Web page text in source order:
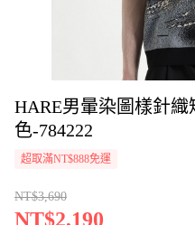
HARE男暈染圖樣針
色-784222
超取滿NT$888免運
NT$3,690
NT$2,190